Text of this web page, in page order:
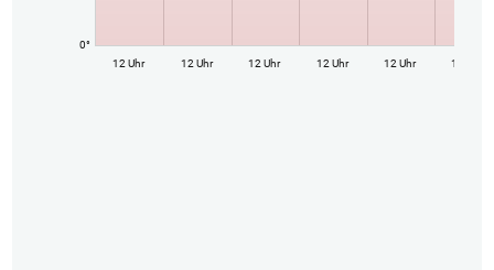
0°
12 Uhr 12 Uhr 12 Uhr 12 Uhr 12 Uhr 12 Uhr